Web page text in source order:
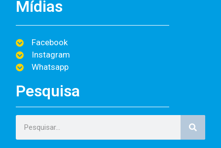
Mídias
Facebook
Instagram
Whatsapp
Pesquisa